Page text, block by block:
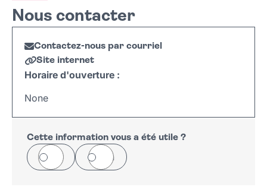
Nous contacter
Contactez-nous par courriel
Site internet
Horaire d'ouverture :
None
Cette information vous a été utile ?
Oui Non